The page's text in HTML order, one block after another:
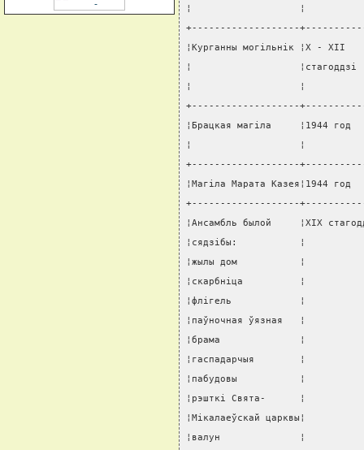
¦                   ¦
+-------------------
¦Курганны могiльнiк ¦X -
¦                   ¦стагоддзi
¦                   ¦
+-------------------
¦Брацкая магiла     ¦1944
¦                   ¦
+-------------------
¦Магiла Марата Казея¦1944
+-------------------
¦Ансамбль былой     ¦XIX
¦сядзiбы:           ¦
¦жылы дом           ¦
¦скарбнiца          ¦
¦флiгель            ¦
¦паўночная ўязная   ¦
¦брама              ¦
¦гаспадарчыя        ¦
¦пабудовы           ¦
¦рэшткi Свята-      ¦
¦Мiкалаеўскай царквы¦
¦валун              ¦